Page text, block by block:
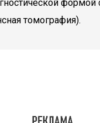
формой
томография).